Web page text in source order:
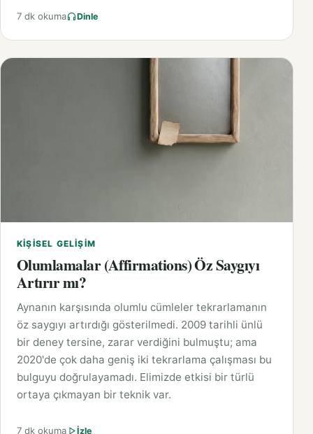
7 dk okuma Dinle
KIŞISEL GELIŞIM
Olumlamalar (Affirmations) Öz Saygıyı
Artırır mı?
Aynanın karşısında olumlu cümleler tekrarlamanın
öz saygıyı artırdığı gösterilmedi. 2009 tarihli ünlü
bir deney tersine, zarar verdiğini bulmuştu; ama
2020'de çok daha geniş iki tekrarlama çalışması bu
bulguyu doğrulayamadı. Elimizde etkisi bir türlü
ortaya çıkmayan bir teknik var.
7 dk okuma İzle